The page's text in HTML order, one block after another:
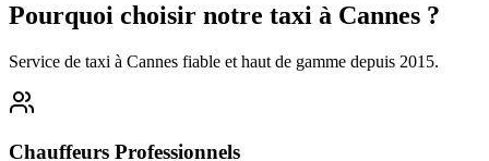
Pourquoi choisir notre taxi à Cannes ?
Service de taxi à Cannes fiable et haut de gamme depuis 2015.
Chauffeurs Professionnels